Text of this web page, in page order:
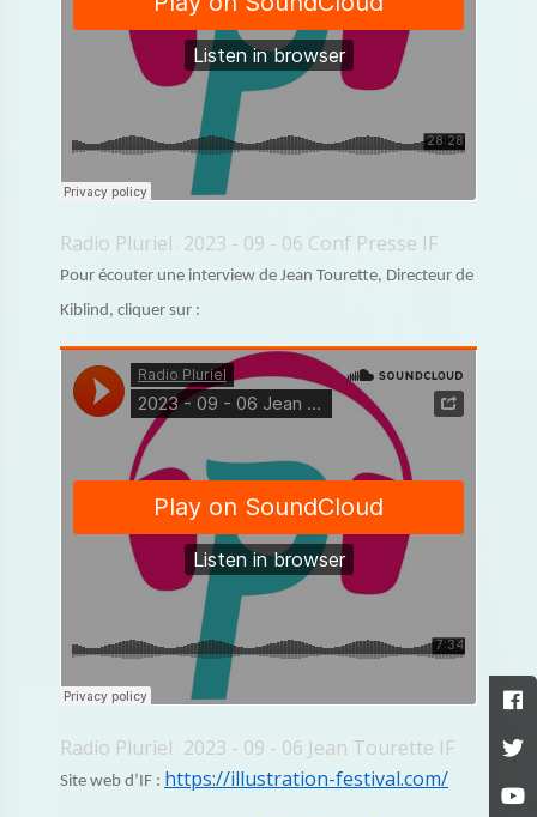
Radio Pluriel · 2023 - 09 - 06 Conf Presse IF
Pour écouter une interview de Jean Tourette, Directeur de
Kiblind, cliquer sur :
Radio Pluriel · 2023 - 09 - 06 Jean Tourette IF
Site web d’IF : https://illustration-festival.com/